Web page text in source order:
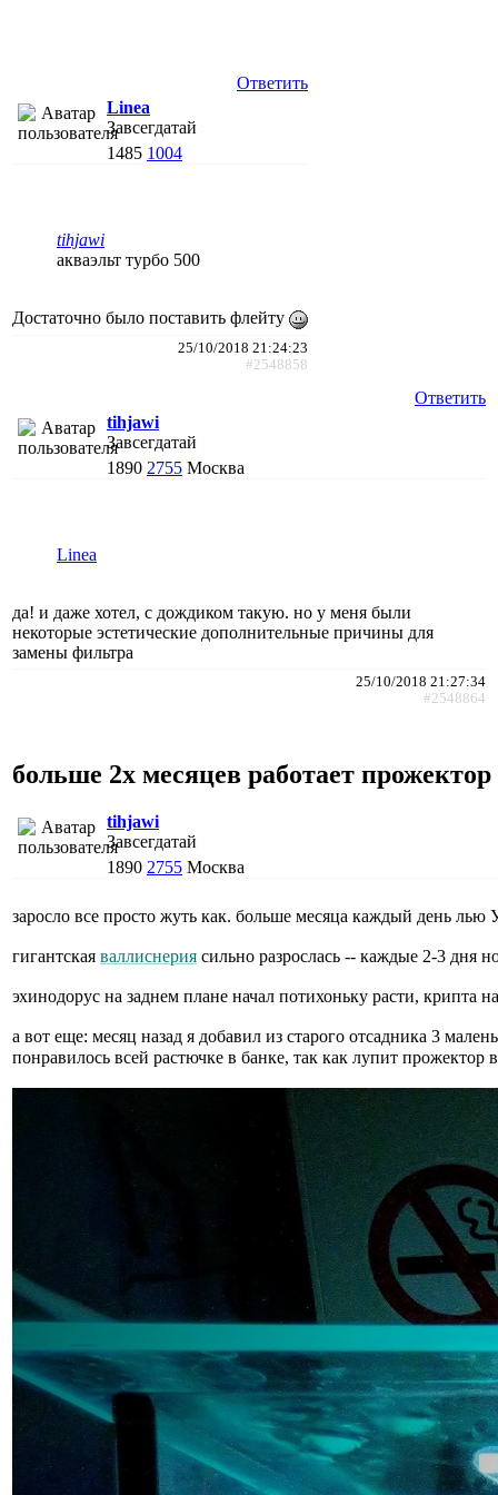
Ответить
Linea
Завсегдатай
1485 1004
tihjawi
акваэльт турбо 500
Достаточно было поставить флейту
25/10/2018 21:24:23
#2548858
Ответить
tihjawi
Завсегдатай
1890 2755 Москва
Linea
да! и даже хотел, с дождиком такую. но у меня были
некоторые эстетические дополнительные причины для
замены фильтра
25/10/2018 21:27:34
#2548864
больше 2х месяцев работает прожектор
tihjawi
Завсегдатай
1890 2755 Москва
заросло все просто жуть как. больше месяца каждый день
гигантская валлиснерия сильно разрослась -- каждые 2-3 дня
эхинодорус на заднем плане начал потихоньку расти, крипта
а вот еще: месяц назад я добавил из старого отсадника 3
понравилось всей растючке в банке, так как лупит прожектор